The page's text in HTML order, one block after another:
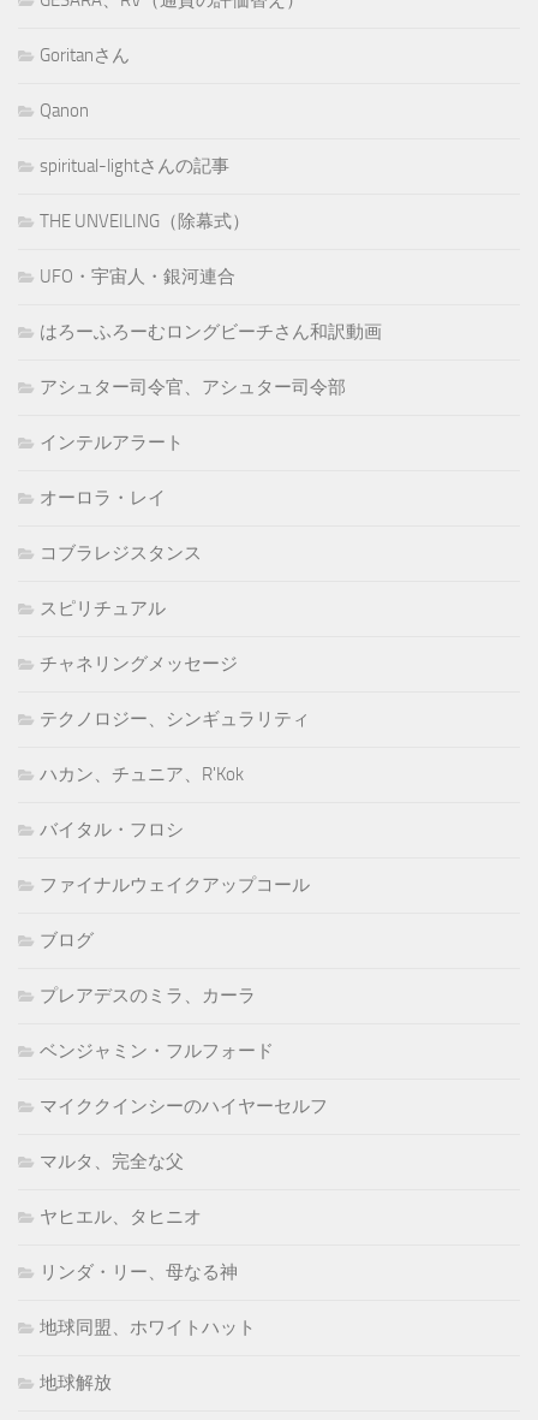
Goritanさん
Qanon
spiritual-lightさんの記事
THE UNVEILING（除幕式）
UFO・宇宙人・銀河連合
はろーふろーむロングビーチさん和訳動画
アシュター司令官、アシュター司令部
インテルアラート
オーロラ・レイ
コブラレジスタンス
スピリチュアル
チャネリングメッセージ
テクノロジー、シンギュラリティ
ハカン、チュニア、R'Kok
バイタル・フロシ
ファイナルウェイクアップコール
ブログ
プレアデスのミラ、カーラ
ベンジャミン・フルフォード
マイククインシーのハイヤーセルフ
マルタ、完全な父
ヤヒエル、タヒニオ
リンダ・リー、母なる神
地球同盟、ホワイトハット
地球解放